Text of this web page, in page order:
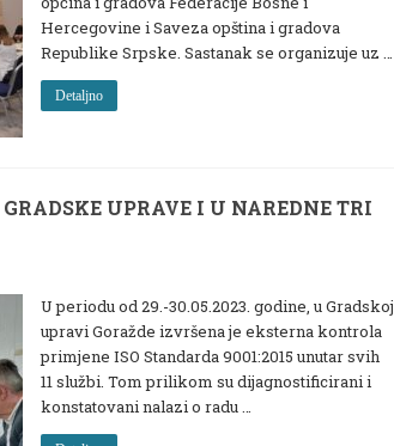
Hercegovine i Saveza opština i gradova
Republike Srpske. Sastanak se organizuje uz …
Detaljno
UPRAVE I U NAREDNE TRI
U periodu od 29.-30.05.2023. godine, u Gradskoj
upravi Goražde izvršena je eksterna kontrola
primjene ISO Standarda 9001:2015 unutar svih
11 službi. Tom prilikom su dijagnostificirani i
konstatovani nalazi o radu …